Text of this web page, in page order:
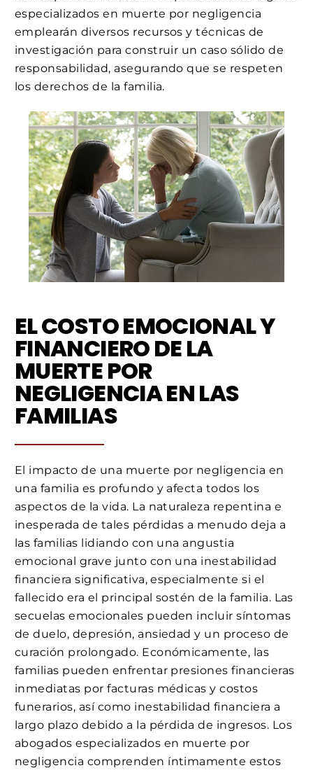
especializados en muerte por negligencia
emplearán diversos recursos y técnicas de
investigación para construir un caso sólido de
responsabilidad, asegurando que se respeten
los derechos de la familia.
EL COSTO EMOCIONAL Y
FINANCIERO DE LA
MUERTE POR
NEGLIGENCIA EN LAS
FAMILIAS
El impacto de una muerte por negligencia en
una familia es profundo y afecta todos los
aspectos de la vida. La naturaleza repentina e
inesperada de tales pérdidas a menudo deja a
las familias lidiando con una angustia
emocional grave junto con una inestabilidad
financiera significativa, especialmente si el
fallecido era el principal sostén de la familia. Las
secuelas emocionales pueden incluir síntomas
de duelo, depresión, ansiedad y un proceso de
curación prolongado. Económicamente, las
familias pueden enfrentar presiones financieras
inmediatas por facturas médicas y costos
funerarios, así como inestabilidad financiera a
largo plazo debido a la pérdida de ingresos. Los
abogados especializados en muerte por
negligencia comprenden íntimamente estos